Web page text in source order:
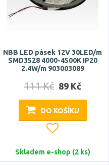
více
NBB LED pásek 12V 30LED/m
SMD3528 4000-4500K IP20
2.4W/m 903003089
111 Kč 89 Kč
DO KOŠÍKU
Skladem e-shop (2 ks)